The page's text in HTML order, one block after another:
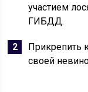
участием
ГИБДД.
Прикрепить
своей